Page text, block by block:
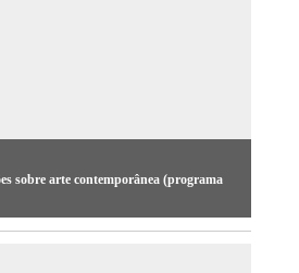
sobre arte contemporânea (programa
ensaios audiovisuais que
o sistema da arte contemporâneo